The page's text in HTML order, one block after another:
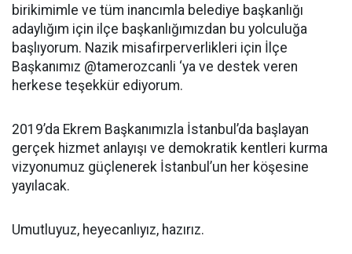
birikimimle ve tüm inancımla belediye başkanlığı
adaylığım için ilçe başkanlığımızdan bu yolculuğa
başlıyorum. Nazik misafirperverlikleri için İlçe
Başkanımız @tamerozcanli ‘ya ve destek veren
herkese teşekkür ediyorum.
2019’da Ekrem Başkanımızla İstanbul’da başlayan
gerçek hizmet anlayışı ve demokratik kentleri kurma
vizyonumuz güçlenerek İstanbul’un her köşesine
yayılacak.
Umutluyuz, heyecanlıyız, hazırız.